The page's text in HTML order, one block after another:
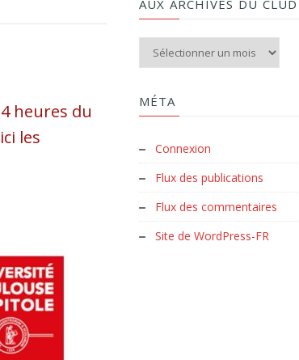
heures du
les
AUX ARCHIVES DU
Aux archives du Clud :
MÉTA
Connexion
Flux des publications
Flux des commentaires
Site de WordPress-FR